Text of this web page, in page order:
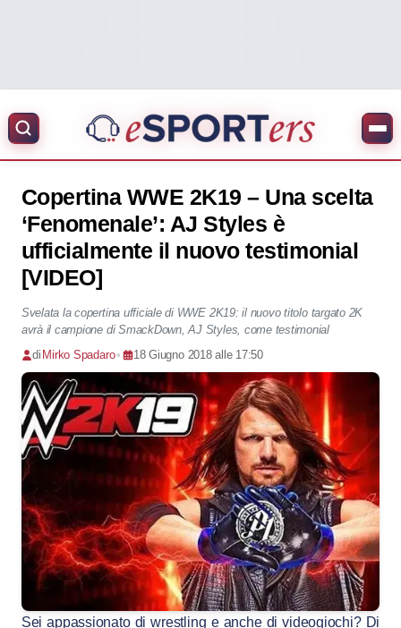
Copertina WWE 2K19 – Una scelta
‘Fenomenale’: AJ Styles è
ufficialmente il nuovo testimonial
[VIDEO]
Svelata la copertina ufficiale di WWE 2K19: il nuovo titolo targato 2K
avrà il campione di SmackDown, AJ Styles, come testimonial
di Mirko Spadaro• 18 Giugno 2018 alle 17:50
Sei appassionato di wrestling e anche di videogiochi? Di